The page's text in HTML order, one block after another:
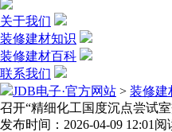
关于我们
装修建材知识
装修建材百科
联系我们
JDB电子·官方网站 > 装修建
召开“精细化工国度沉点尝试
发布时间：2026-04-09 12:01 阅